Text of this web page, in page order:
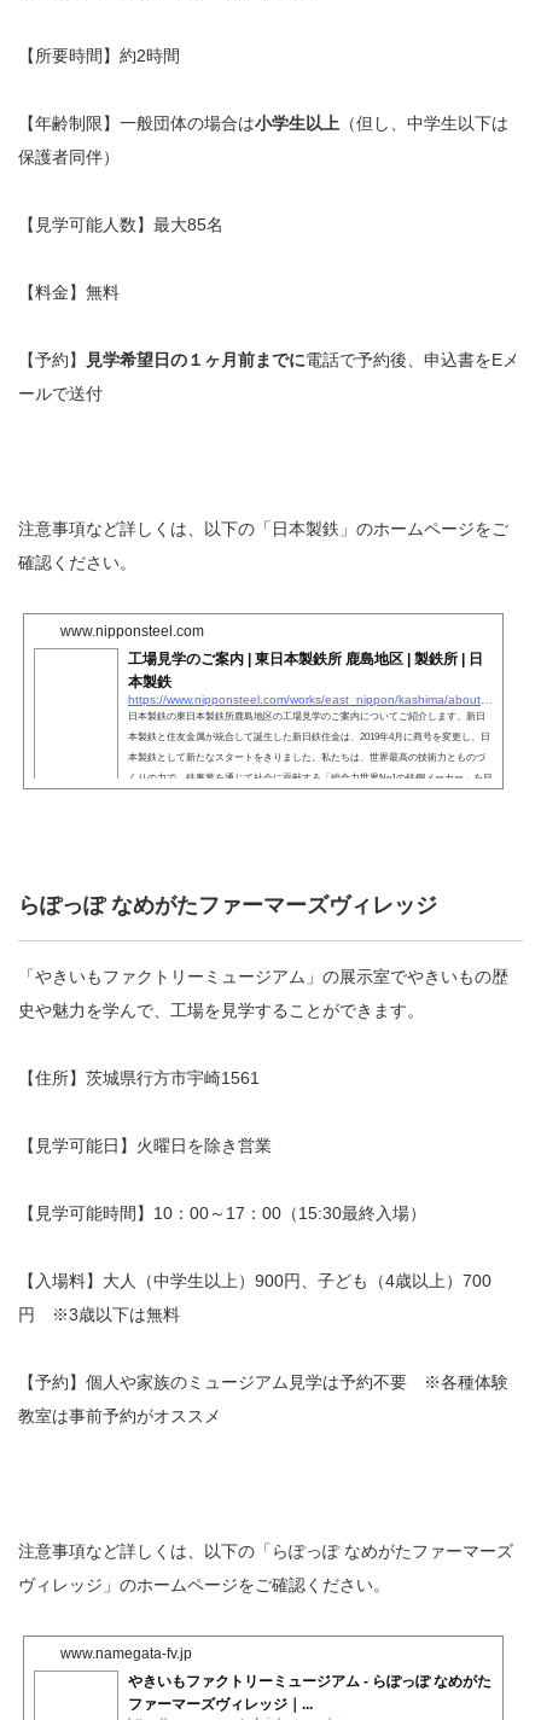
【所要時間】約2時間
【年齢制限】一般団体の場合は小学生以上 （但し、中学生以下は
保護者同伴）
【見学可能人数】最大85名
【料金】無料
【予約】 見学希望日の１ヶ月前までに電話で予約後、申込書をEメ
ールで送付
注意事項など詳しくは、以下の「日本製鉄」のホームページをご
確認ください。
www.nipponsteel.com
工場見学のご案内 | 東日本製鉄所 鹿島地区 | 製鉄所 | 日
本製鉄
https://www.nipponsteel.com/works/east_nippon/kashima/about/visit.html
日本製鉄の東日本製鉄所鹿島地区の工場見学のご案内についてご紹介します。新日
本製鉄と住友金属が統合して誕生した新日鉄住金は、2019年4月に商号を変更し、日
本製鉄として新たなスタートをきりました。私たちは、世界最高の技術力とものづ
くりの力で、鉄事業を通じて社会に貢献する「総合力世界No1の鉄鋼メーカー」を目
らぽっぽ なめがたファーマーズヴィレッジ
「やきいもファクトリーミュージアム」の展示室でやきいもの歴
史や魅力を学んで、工場を見学することができます。
【住所】茨城県行方市宇崎1561
【見学可能日】火曜日を除き営業
【見学可能時間】10：00～17：00（15:30最終入場）
【入場料】大人（中学生以上）900円、子ども（4歳以上）700
円 ※3歳以下は無料
【予約】個人や家族のミュージアム見学は予約不要 ※各種体験
教室は事前予約がオススメ
注意事項など詳しくは、以下の「らぽっぽ なめがたファーマーズ
ヴィレッジ」のホームページをご確認ください。
www.namegata-fv.jp
やきいもファクトリーミュージアム - らぽっぽ なめがた
ファーマーズヴィレッジ｜...